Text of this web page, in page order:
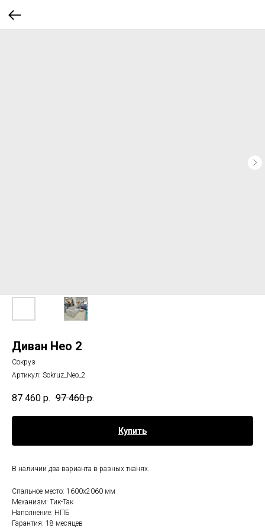
Диван Нео 2
Сокруз
Артикул: Sokruz_Neo_2
87 460 р. 97 460 р.
Купить
В наличии два варианта в разных тканях.
Спальное место: 1600х2060 мм
Механизм: Тик-Так
Наполнение: НПБ
Гарантия: 18 месяцев